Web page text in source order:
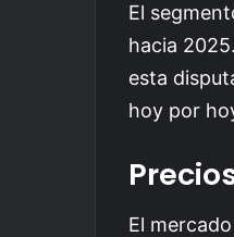
El
hacia
esta
hoy por
El